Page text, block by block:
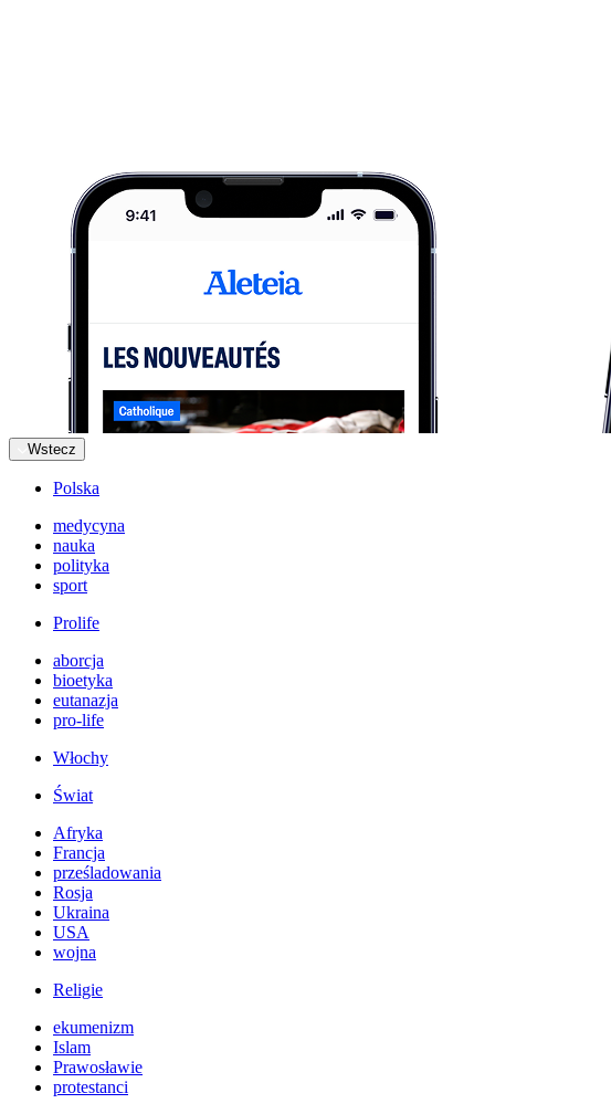
Wstecz
Polska
medycyna
nauka
polityka
sport
Prolife
aborcja
bioetyka
eutanazja
pro-life
Włochy
Świat
Afryka
Francja
prześladowania
Rosja
Ukraina
USA
wojna
Religie
ekumenizm
Islam
Prawosławie
protestanci